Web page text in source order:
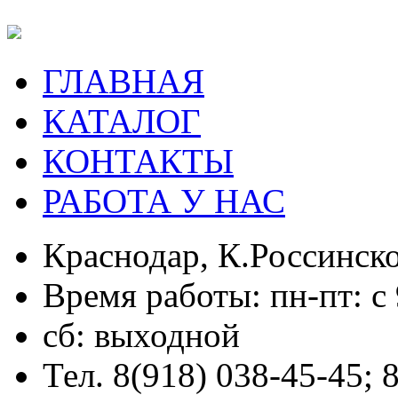
ГЛАВНАЯ
КАТАЛОГ
КОНТАКТЫ
РАБОТА У НАС
Краснодар,
Время работы: пн-пт:
сб: выходной
Тел. 8(918) 038-45-45;